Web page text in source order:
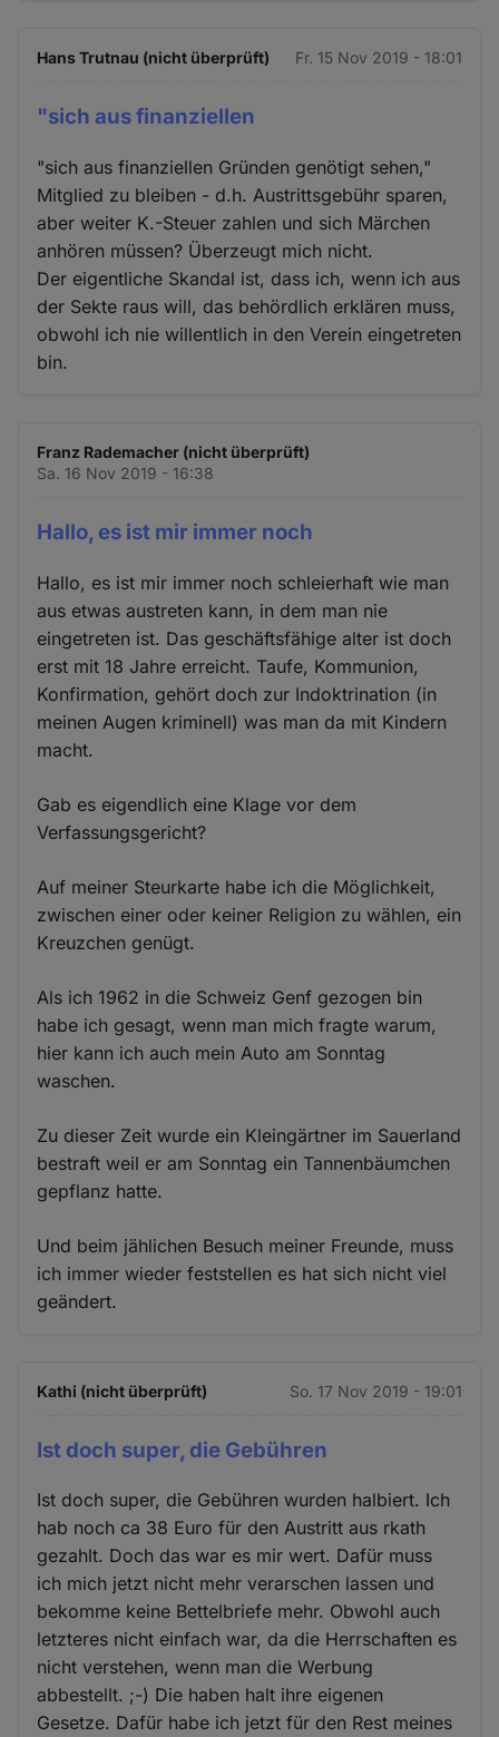
Hans Trutnau (nicht überprüft) Fr. 15 Nov 2019 - 18:01
"sich aus finanziellen
"sich aus finanziellen Gründen genötigt sehen,"
Mitglied zu bleiben - d.h. Austrittsgebühr sparen,
aber weiter K.-Steuer zahlen und sich Märchen
anhören müssen? Überzeugt mich nicht.
Der eigentliche Skandal ist, dass ich, wenn ich aus
der Sekte raus will, das behördlich erklären muss,
obwohl ich nie willentlich in den Verein eingetreten
bin.
Franz Rademacher (nicht überprüft)
Sa. 16 Nov 2019 - 16:38
Hallo, es ist mir immer noch
Hallo, es ist mir immer noch schleierhaft wie man
aus etwas austreten kann, in dem man nie
eingetreten ist. Das geschäftsfähige alter ist doch
erst mit 18 Jahre erreicht. Taufe, Kommunion,
Konfirmation, gehört doch zur Indoktrination (in
meinen Augen kriminell) was man da mit Kindern
macht.
Gab es eigendlich eine Klage vor dem
Verfassungsgericht?
Auf meiner Steurkarte habe ich die Möglichkeit,
zwischen einer oder keiner Religion zu wählen, ein
Kreuzchen genügt.
Als ich 1962 in die Schweiz Genf gezogen bin
habe ich gesagt, wenn man mich fragte warum,
hier kann ich auch mein Auto am Sonntag
waschen.
Zu dieser Zeit wurde ein Kleingärtner im Sauerland
bestraft weil er am Sonntag ein Tannenbäumchen
gepflanz hatte.
Und beim jählichen Besuch meiner Freunde, muss
ich immer wieder feststellen es hat sich nicht viel
geändert.
Kathi (nicht überprüft) So. 17 Nov 2019 - 19:01
Ist doch super, die Gebühren
Ist doch super, die Gebühren wurden halbiert. Ich
hab noch ca 38 Euro für den Austritt aus rkath
gezahlt. Doch das war es mir wert. Dafür muss
ich mich jetzt nicht mehr verarschen lassen und
bekomme keine Bettelbriefe mehr. Obwohl auch
letzteres nicht einfach war, da die Herrschaften es
nicht verstehen, wenn man die Werbung
abbestellt. ;-) Die haben halt ihre eigenen
Gesetze. Dafür habe ich jetzt für den Rest meines